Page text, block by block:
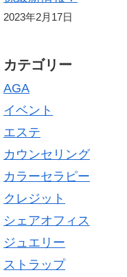
2023年2月17日
カテゴリー
AGA
イベント
エステ
カウンセリング
カラーセラピー
クレジット
シェアオフィス
ジュエリー
ストラップ